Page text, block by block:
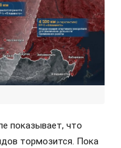
показывает, что
тормозится. Пока